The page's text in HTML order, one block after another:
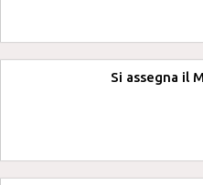
Si assegna il